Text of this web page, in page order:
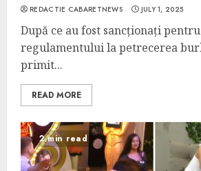
REDACTIE CABARETNEWS JULY 1, 2025
După ce au fost sancționați
regulamentului la petrecerea
primit...
READ MORE
2 min read